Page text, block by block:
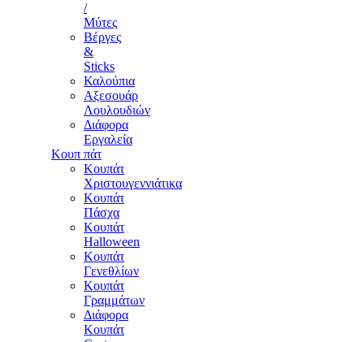
/
Μύτες
Βέργες
&
Sticks
Καλούπια
Αξεσουάρ
Λουλουδιών
Διάφορα
Εργαλεία
Κουπ πάτ
Κουπάτ
Χριστουγεννιάτικα
Κουπάτ
Πάσχα
Κουπάτ
Halloween
Κουπάτ
Γενεθλίων
Κουπάτ
Γραμμάτων
Διάφορα
Κουπάτ